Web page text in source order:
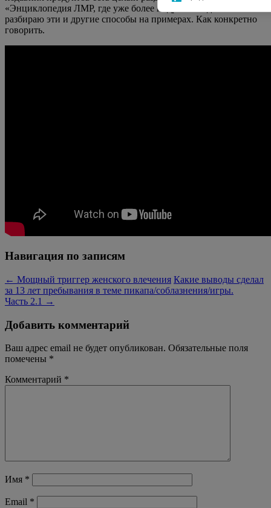
«Энциклопедия ЛМР, где уже более подробно и детально
разбираю эти и другие способы на примерах. Как конкретно
говорить.
Навигация по записям
← Мощный триггер женского влечения Какие выводы сделал
за 13 лет пребывания в теме пикапа/соблазнения/игры.
Часть 2.1 →
Добавить комментарий
Ваш адрес email не будет опубликован. Обязательные поля
помечены *
Комментарий *
Имя *
Email *